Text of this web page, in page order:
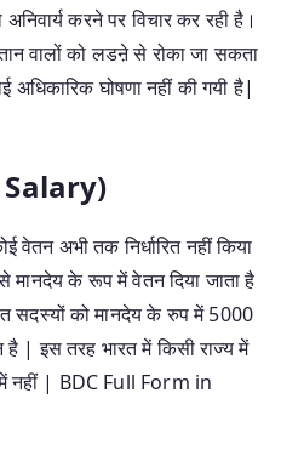
करने पर विचार कर रही है।
वालों को लडऩे से रोका जा सकता
घोषणा नहीं की गयी है|
Salary)
वेतन अभी तक निर्धारित नहीं किया
मानदेय के रूप में वेतन दिया जाता है
सदस्यों को मानदेय के रुप में 5000
| इस तरह भारत में किसी राज्य में
में नहीं | BDC Full Form in